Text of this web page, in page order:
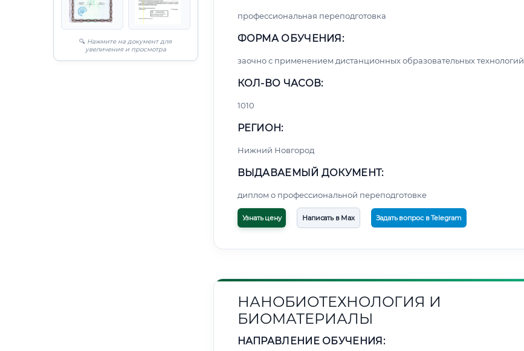
🔍 Нажмите на документ для
увеличения и просмотра
профессиональная переподготовка
ФОРМА ОБУЧЕНИЯ:
заочно с применением дистанционных образовательных технологий
КОЛ-ВО ЧАСОВ:
1010
РЕГИОН:
Нижний Новгород
ВЫДАВАЕМЫЙ ДОКУМЕНТ:
диплом о профессиональной переподготовке
Узнать цену Написать в Max Задать вопрос в Telegram
НАНОБИОТЕХНОЛОГИЯ И
БИОМАТЕРИАЛЫ
НАПРАВЛЕНИЕ ОБУЧЕНИЯ: